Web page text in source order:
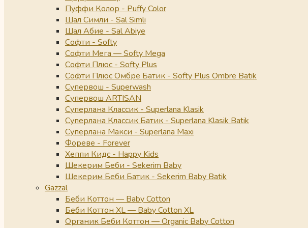
Пуффи Колор - Puffy Color
Шал Симли - Sal Simli
Шал Абие - Sal Abiye
Софти - Softy
Софти Мега — Softy Mega
Софти Плюс - Softy Plus
Софти Плюс Омбре Батик - Softy Plus Ombre Batik
Супервош - Superwash
Супервош ARTISAN
Суперлана Классик - Superlana Klasik
Суперлана Классик Батик - Superlana Klasik Batik
Суперлана Макси - Superlana Maxi
Фореве - Forever
Хеппи Кидс - Happy Kids
Шекерим Беби - Sekerim Baby
Шекерим Беби Батик - Sekerim Baby Batik
Gazzal
Беби Коттон — Baby Cotton
Беби Коттон XL — Baby Cotton XL
Органик Беби Коттон — Organic Baby Cotton